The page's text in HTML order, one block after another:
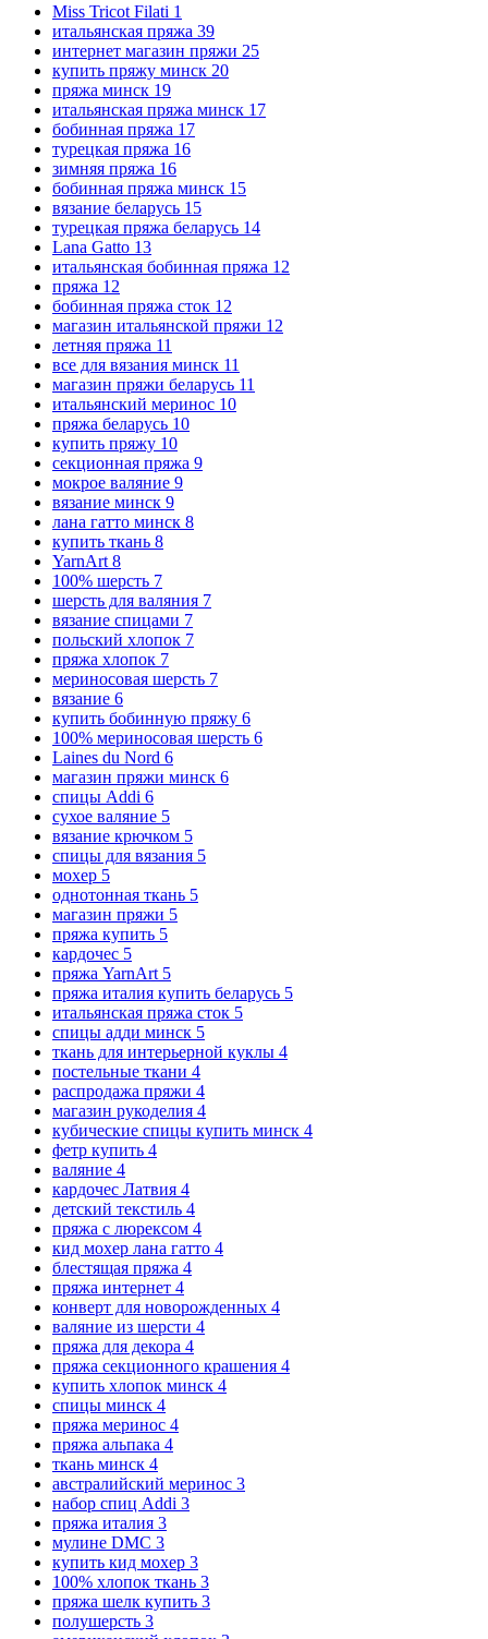
Miss Tricot Filati 1
итальянская пряжа 39
интернет магазин пряжи 25
купить пряжу минск 20
пряжа минск 19
итальянская пряжа минск 17
бобинная пряжа 17
турецкая пряжа 16
зимняя пряжа 16
бобинная пряжа минск 15
вязание беларусь 15
турецкая пряжа беларусь 14
Lana Gatto 13
итальянская бобинная пряжа 12
пряжа 12
бобинная пряжа сток 12
магазин итальянской пряжи 12
летняя пряжа 11
все для вязания минск 11
магазин пряжи беларусь 11
итальянский меринос 10
пряжа беларусь 10
купить пряжу 10
секционная пряжа 9
мокрое валяние 9
вязание минск 9
лана гатто минск 8
купить ткань 8
YarnArt 8
100% шерсть 7
шерсть для валяния 7
вязание спицами 7
польский хлопок 7
пряжа хлопок 7
мериносовая шерсть 7
вязание 6
купить бобинную пряжу 6
100% мериносовая шерсть 6
Laines du Nord 6
магазин пряжи минск 6
спицы Addi 6
сухое валяние 5
вязание крючком 5
спицы для вязания 5
мохер 5
однотонная ткань 5
магазин пряжи 5
пряжа купить 5
кардочес 5
пряжа YarnArt 5
пряжа италия купить беларусь 5
итальянская пряжа сток 5
спицы адди минск 5
ткань для интерьерной куклы 4
постельные ткани 4
распродажа пряжи 4
магазин рукоделия 4
кубические спицы купить минск 4
фетр купить 4
валяние 4
кардочес Латвия 4
детский текстиль 4
пряжа с люрексом 4
кид мохер лана гатто 4
блестящая пряжа 4
пряжа интернет 4
конверт для новорожденных 4
валяние из шерсти 4
пряжа для декора 4
пряжа секционного крашения 4
купить хлопок минск 4
спицы минск 4
пряжа меринос 4
пряжа альпака 4
ткань минск 4
австралийский меринос 3
набор спиц Addi 3
пряжа италия 3
мулине DMC 3
купить кид мохер 3
100% хлопок ткань 3
пряжа шелк купить 3
полушерсть 3